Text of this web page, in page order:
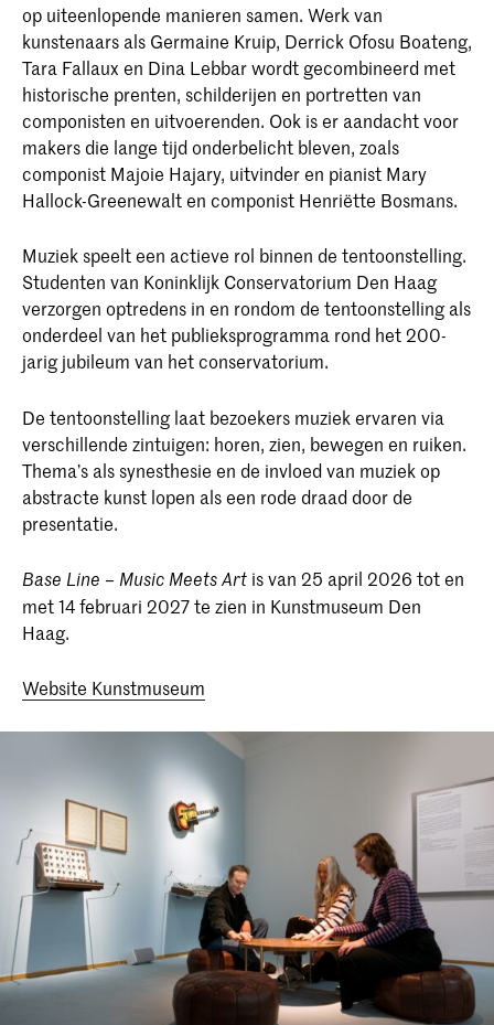
op uiteenlopende manieren samen. Werk van
kunstenaars als Germaine Kruip, Derrick Ofosu Boateng,
Tara Fallaux en Dina Lebbar wordt gecombineerd met
historische prenten, schilderijen en portretten van
componisten en uitvoerenden. Ook is er aandacht voor
makers die lange tijd onderbelicht bleven, zoals
componist Majoie Hajary, uitvinder en pianist Mary
Hallock-Greenewalt en componist Henriëtte Bosmans.
Muziek speelt een actieve rol binnen de tentoonstelling.
Studenten van Koninklijk Conservatorium Den Haag
verzorgen optredens in en rondom de tentoonstelling als
onderdeel van het publieksprogramma rond het 200-
jarig jubileum van het conservatorium.
De tentoonstelling laat bezoekers muziek ervaren via
verschillende zintuigen: horen, zien, bewegen en ruiken.
Thema’s als synesthesie en de invloed van muziek op
abstracte kunst lopen als een rode draad door de
presentatie.
Base Line – Music Meets Art is van 25 april 2026 tot en
met 14 februari 2027 te zien in Kunstmuseum Den
Haag.
Website Kunstmuseum